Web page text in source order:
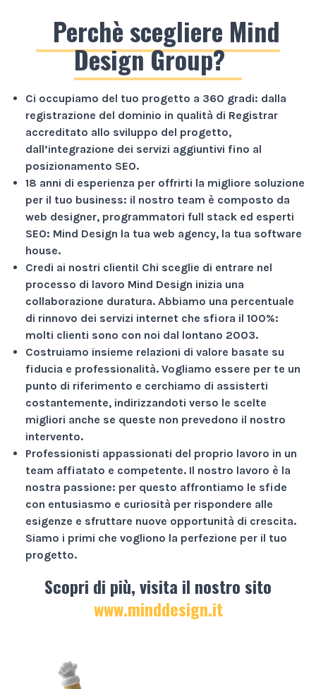
Perchè scegliere Mind
Design Group?
Ci occupiamo del tuo progetto a 360 gradi: dalla
registrazione del dominio in qualità di Registrar
accreditato allo sviluppo del progetto,
dall’integrazione dei servizi aggiuntivi fino al
posizionamento SEO.
18 anni di esperienza per offrirti la migliore soluzione
per il tuo business: il nostro team è composto da
web designer, programmatori full stack ed esperti
SEO: Mind Design la tua web agency, la tua software
house.
Credi ai nostri clienti! Chi sceglie di entrare nel
processo di lavoro Mind Design inizia una
collaborazione duratura. Abbiamo una percentuale
di rinnovo dei servizi internet che sfiora il 100%:
molti clienti sono con noi dal lontano 2003.
Costruiamo insieme relazioni di valore basate su
fiducia e professionalità. Vogliamo essere per te un
punto di riferimento e cerchiamo di assisterti
costantemente, indirizzandoti verso le scelte
migliori anche se queste non prevedono il nostro
intervento.
Professionisti appassionati del proprio lavoro in un
team affiatato e competente. Il nostro lavoro è la
nostra passione: per questo affrontiamo le sfide
con entusiasmo e curiosità per rispondere alle
esigenze e sfruttare nuove opportunità di crescita.
Siamo i primi che vogliono la perfezione per il tuo
progetto.
Scopri di più, visita il nostro sito
www.minddesign.it